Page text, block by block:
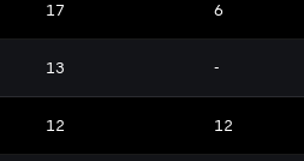
17 6
13 -
12 12